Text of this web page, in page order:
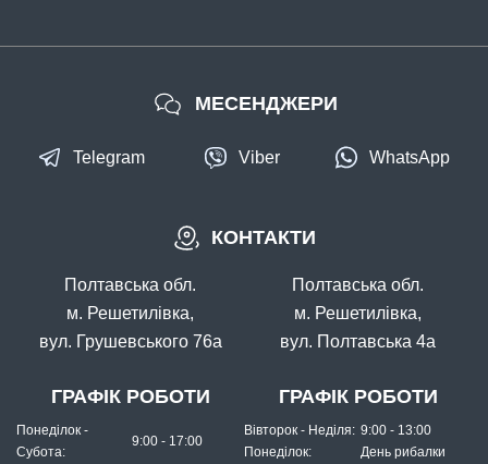
КОНТАКТИ
Полтавська обл.
м. Решетилівка,
вул. Грушевського 76а
ГРАФІК РОБОТИ
Понеділок -
Субота:
9:00 - 17:00
Полтавська обл.
м. Решетилівка,
вул. Полтавська 4а
ГРАФІК РОБОТИ
Вівторок - Неділя: 9:00 - 13:00
Понеділок:
День рибалки
МЕСЕНДЖЕРИ
Telegram Viber WhatsApp